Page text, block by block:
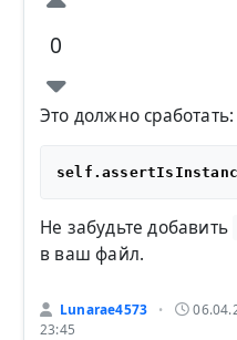
0
Это должно сработать:
Не забудьте добавить
в ваш файл.
Lunarae4573 •
23:45